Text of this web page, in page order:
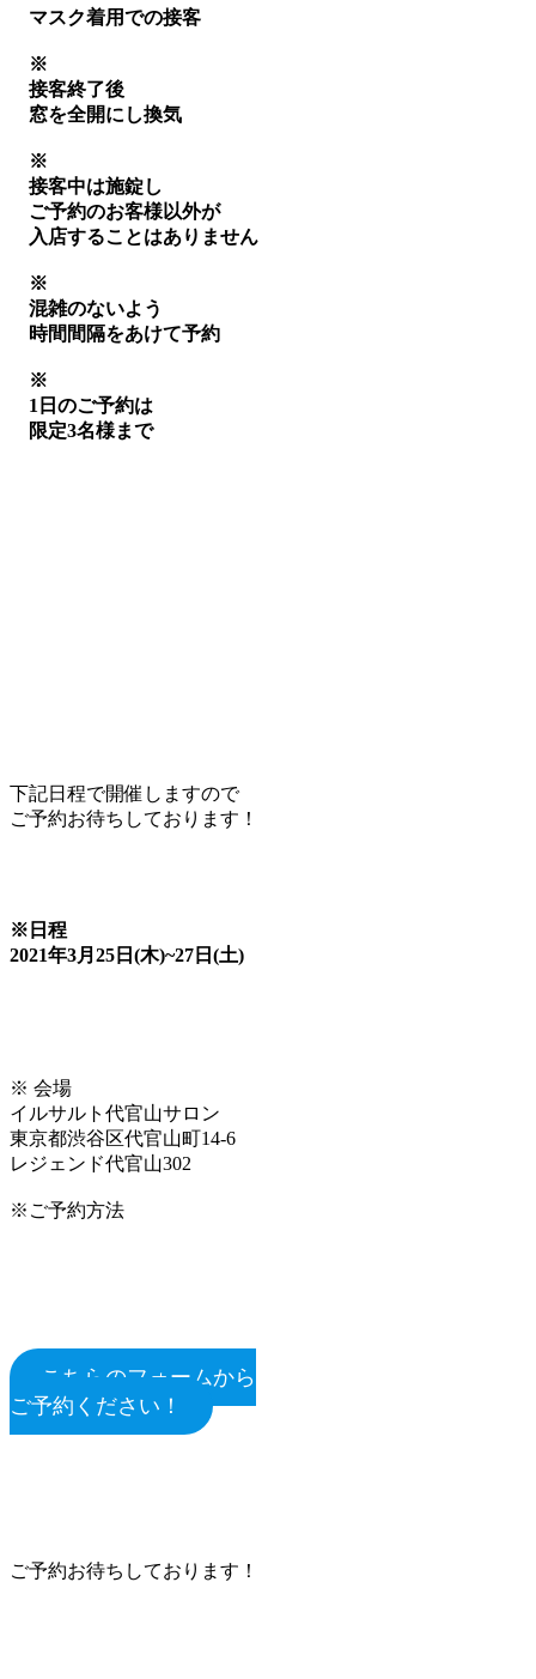
マスク着用での接客
※
接客終了後
窓を全開にし換気
※
接客中は施錠し
ご予約のお客様以外が
入店することはありません
※
混雑のないよう
時間間隔をあけて予約
※
1日のご予約は
限定3名様まで
下記日程で開催しますので
ご予約お待ちしております！
※日程
2021年3月25日(木)~27日(土)
※ 会場
イルサルト代官山サロン
東京都渋谷区代官山町14-6
レジェンド代官山302
※ご予約方法
こちらのフォームから
ご予約ください！
ご予約お待ちしております！